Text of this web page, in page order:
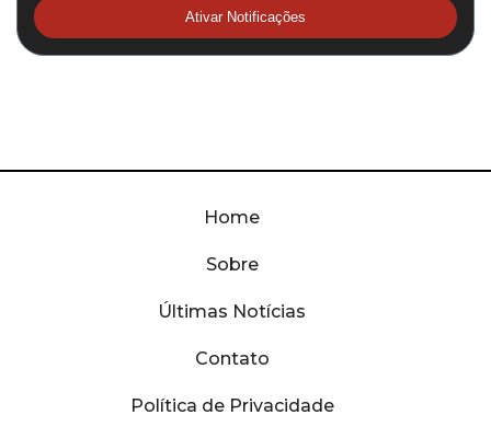
Ativar Notificações
Home
Sobre
Últimas Notícias
Contato
Política de Privacidade